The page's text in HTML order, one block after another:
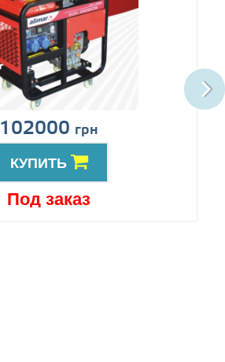
102000 грн
КУПИТЬ
Под заказ